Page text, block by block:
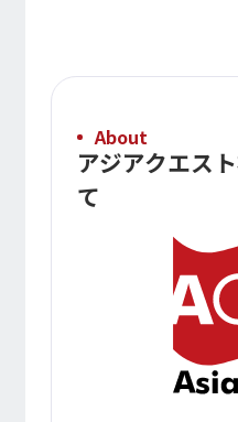
About
アジアクエス
て